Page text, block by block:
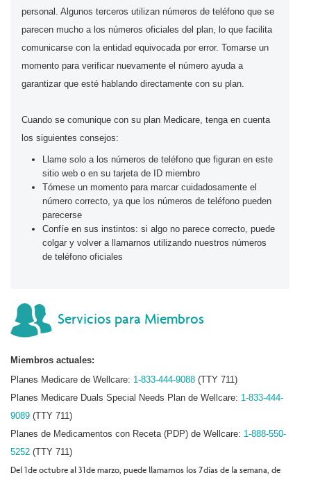
personal. Algunos terceros utilizan números de teléfono que se
parecen mucho a los números oficiales del plan, lo que facilita
comunicarse con la entidad equivocada por error. Tomarse un
momento para verificar nuevamente el número ayuda a
garantizar que esté hablando directamente con su plan.
Cuando se comunique con su plan Medicare, tenga en cuenta
los siguientes consejos:
Llame solo a los números de teléfono que figuran en este
sitio web o en su tarjeta de ID miembro
Tómese un momento para marcar cuidadosamente el
número correcto, ya que los números de teléfono pueden
parecerse
Confíe en sus instintos: si algo no parece correcto, puede
colgar y volver a llamarnos utilizando nuestros números
de teléfono oficiales
Servicios para Miembros
Miembros actuales:
Planes Medicare de Wellcare: 1-833-444-9088 (TTY 711)
Planes Medicare Duals Special Needs Plan de Wellcare: 1-833-444-
9089 (TTY 711)
Planes de Medicamentos con Receta (PDP) de Wellcare: 1-888-550-
5252 (TTY 711)
Del 1 de octubre al 31 de marzo, puede llamarnos los 7 días de la semana, de